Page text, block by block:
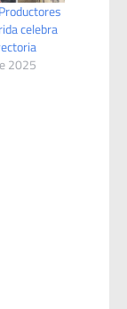
celebra
2025